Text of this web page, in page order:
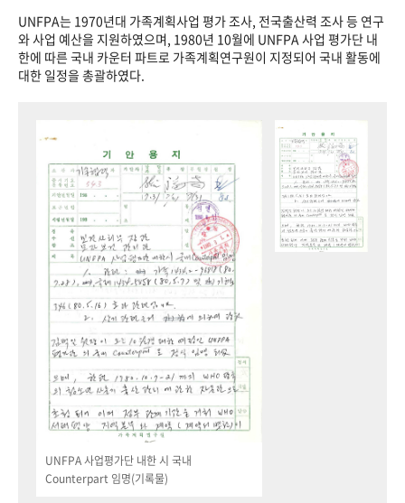
UNFPA는 1970년대 가족계획사업 평가 조사, 전국출산력 조사 등 연구
와 사업 예산을 지원하였으며, 1980년 10월에 UNFPA 사업 평가단 내
한에 따른 국내 카운터 파트로 가족계획연구원이 지정되어 국내 활동에
대한 일정을 총괄하였다.
UNFPA 사업평가단 내한 시 국내
Counterpart 임명(기록물)